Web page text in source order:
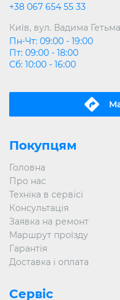
+38 067 654 55 33
Київ, вул. Вадима
Пн-Чт: 09:00 - 19:00
Пт: 09:00 - 18:00
Сб: 10:00 - 16:00
Покупцям
Головна
Про нас
Техніка в сервісі
Консультація
Заявка на ремонт
Маршрут проїзду
Гарантія
Доставка і оплата
Сервіс